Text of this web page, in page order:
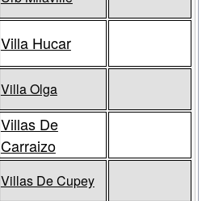
Villa Hucar
Villa Olga
Villas De
Carraizo
Villas De Cupey